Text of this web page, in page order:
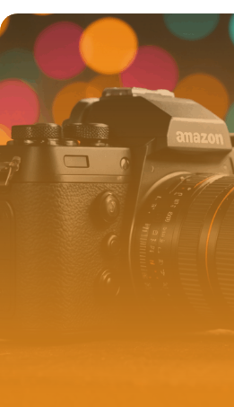
et Liquides grâce aux
16 juin 2026